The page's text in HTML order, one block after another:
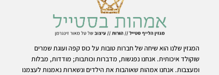
המגזין שלנו הוא שיחה של חברות טובות על כוס קפה ועוגת שמרים
שוקולד איכותית. אנחנו נפגשות, מדברות וכותבות; מודדות, מבלות
ומעצבות. אנחנו אמהות שאוהבות את הילדים ונשארות נאמנות לעצמנו